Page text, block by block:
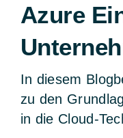
Azure
In diesem
zu den
in die Cloud-